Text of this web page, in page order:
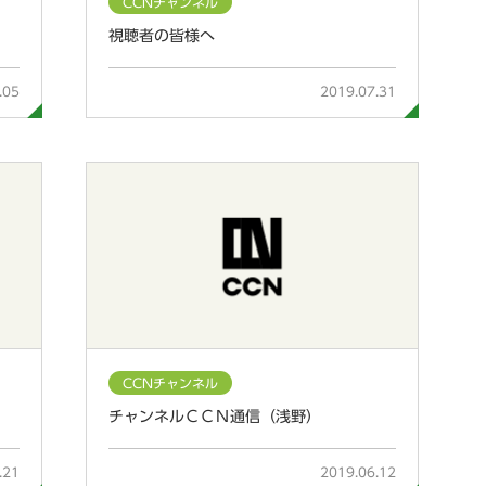
視聴者の皆様へ
2019.07.31
CCNチャンネル
チャンネルＣＣＮ通信（浅野）
2019.06.12